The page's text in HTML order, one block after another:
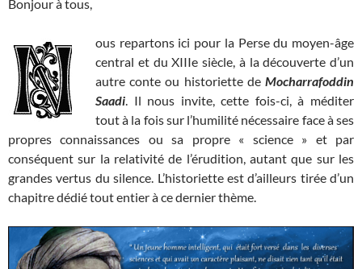
Bonjour à tous,
ous repartons ici pour la Perse du moyen-âge
central et du XIIIe siècle, à la découverte d’un
autre conte ou historiette de Mocharrafoddin
Saadi. Il nous invite, cette fois-ci, à méditer
tout à la fois sur l’humilité nécessaire face à ses
propres connaissances ou sa propre « science » et par
conséquent sur la relativité de l’érudition, autant que sur les
grandes vertus du silence. L’historiette est d’ailleurs tirée d’un
chapitre dédié tout entier à ce dernier thème.